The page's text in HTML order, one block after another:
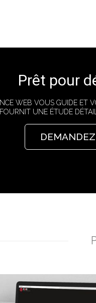
Prêt pour
WEB VOUS GUIDE ET
FOURNIT UNE ÉTUDE